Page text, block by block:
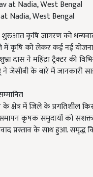
Nadia, West Bengal
कृषि जागरण को
में कृषि को लेकर कई नई
दास ने महिंद्रा ट्रैक्टर की
ने जेसीबी के बारे में जानकारी
क्षेत्र में जिले के प्रगतिशील
समापन कृषक समुदायों को
प्रस्ताव के साथ हुआ.